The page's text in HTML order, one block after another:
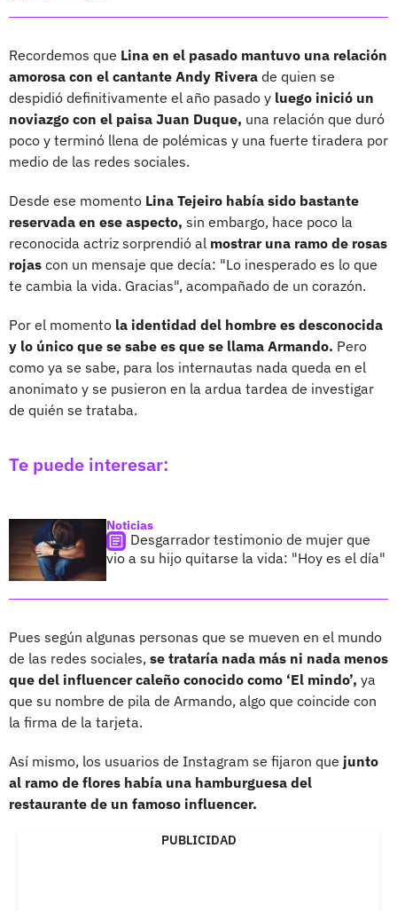
Recordemos que Lina en el pasado mantuvo una relación
amorosa con el cantante Andy Rivera de quien se
despidió definitivamente el año pasado y luego inició un
noviazgo con el paisa Juan Duque, una relación que duró
poco y terminó llena de polémicas y una fuerte tiradera por
medio de las redes sociales.
Desde ese momento Lina Tejeiro había sido bastante
reservada en ese aspecto, sin embargo, hace poco la
reconocida actriz sorprendió al mostrar una ramo de rosas
rojas con un mensaje que decía: "Lo inesperado es lo que
te cambia la vida. Gracias", acompañado de un corazón.
Por el momento la identidad del hombre es desconocida
y lo único que se sabe es que se llama Armando. Pero
como ya se sabe, para los internautas nada queda en el
anonimato y se pusieron en la ardua tardea de investigar
de quién se trataba.
Te puede interesar:
Noticias
Desgarrador testimonio de mujer que
vio a su hijo quitarse la vida: "Hoy es el día"
Pues según algunas personas que se mueven en el mundo
de las redes sociales, se trataría nada más ni nada menos
que del influencer caleño conocido como ‘El mindo’, ya
que su nombre de pila de Armando, algo que coincide con
la firma de la tarjeta.
Así mismo, los usuarios de Instagram se fijaron que junto
al ramo de flores había una hamburguesa del
restaurante de un famoso influencer.
PUBLICIDAD